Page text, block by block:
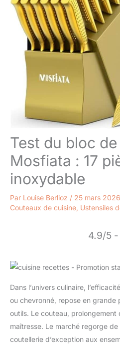
Test du bloc
Mosfiata : 17
inoxydable
Par Louise Berlioz / 25 mars 2026
Couteaux de cuisine Ustensiles
4.9/5
Dans l’univers culinaire,
ou chevronné, repose en grande
outils. Le couteau, prolongement
maîtresse. Le marché regorge
coutellerie d’exception aux